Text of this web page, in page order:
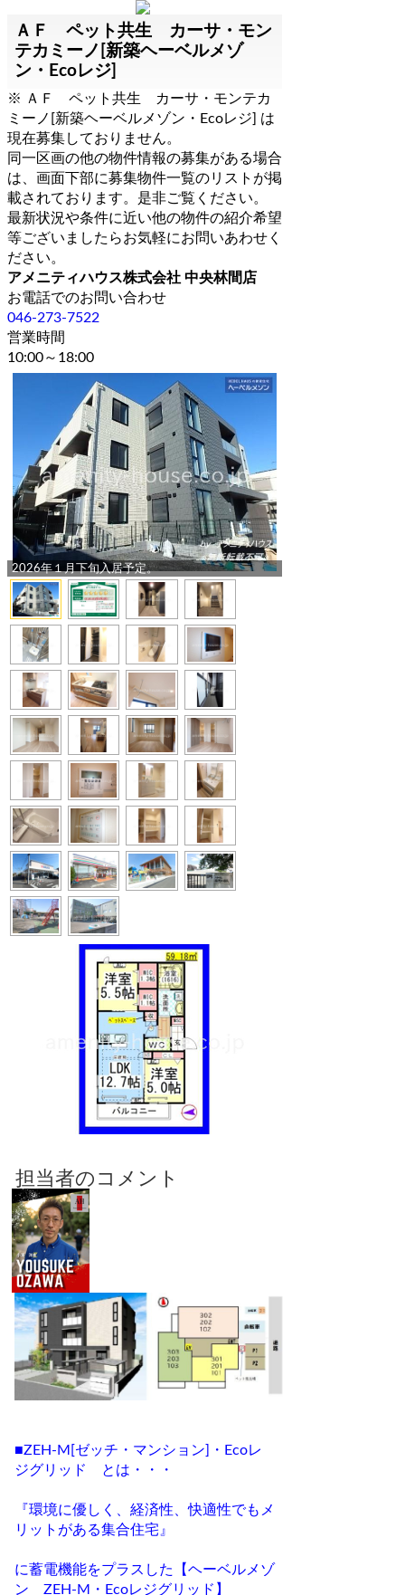
ＡＦ ペット共生 カーサ・モン
テカミーノ[新築ヘーベルメゾ
ン・Ecoレジ]
※ ＡＦ ペット共生 カーサ・モンテカ
ミーノ[新築ヘーベルメゾン・Ecoレジ] は
現在募集しておりません。
同一区画の他の物件情報の募集がある場合
は、画面下部に募集物件一覧のリストが掲
載されております。是非ご覧ください。
最新状況や条件に近い他の物件の紹介希望
等ございましたらお気軽にお問いあわせく
ださい。
アメニティハウス株式会社 中央林間店
お電話でのお問い合わせ
046-273-7522
営業時間
10:00～18:00
2026年１月下旬入居予定。
■ZEH-M[ゼッチ・マンション]・Ecoレ
ジグリッド とは・・・
『環境に優しく、経済性、快適性でもメ
リットがある集合住宅』
に蓄電機能をプラスした【ヘーベルメゾ
ン ZEH-M・Ecoレジグリッド】